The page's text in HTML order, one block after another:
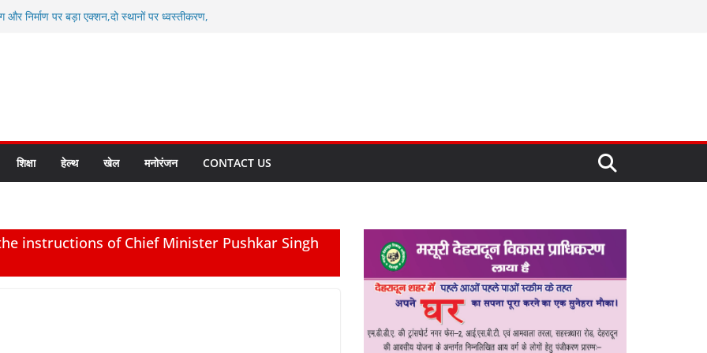
और निर्माण पर बड़ा एक्शन,दो स्थानों पर ध्वस्तीकरण,
टू ग्लोबल’ के संकल्प को आगे बढ़ा रही उत्तराखंड
के पदक विजेताओं और प्रशिक्षकों को
क्रीड़ा विश्वविद्यालय गौलापार के निर्माण कार्यों की
शिक्षा हेल्थ खेल मनोरंजन CONTACT US
instructions of Chief Minister Pushkar Singh